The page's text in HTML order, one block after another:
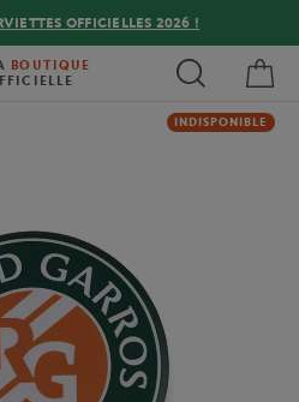
OFFICIELLES 2026 !
BOUTIQUE
INDISPONIBLE